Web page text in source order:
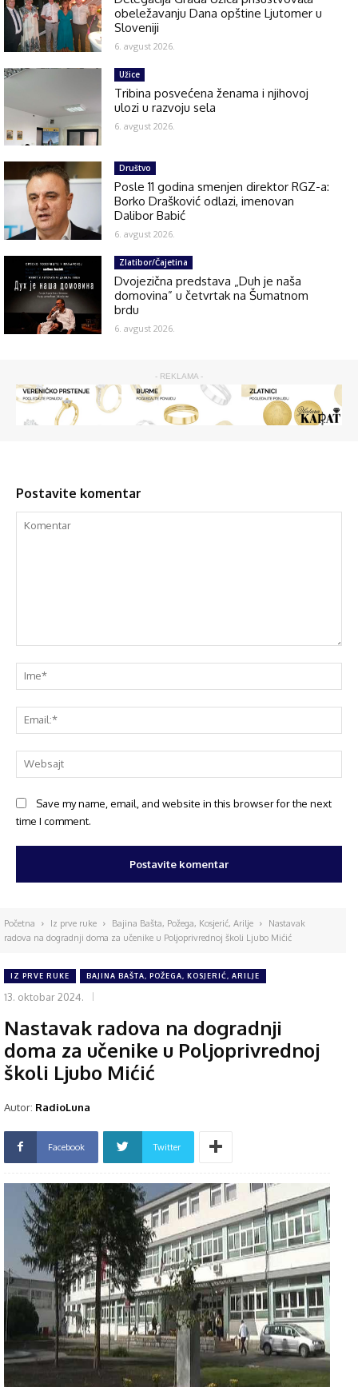
obeležavanju Dana opštine Ljutomer u
Sloveniji
6. avgust 2026.
Užice
Tribina posvećena ženama i njihovoj
ulozi u razvoju sela
6. avgust 2026.
Društvo
Posle 11 godina smenjen direktor RGZ-a:
Borko Drašković odlazi, imenovan
Dalibor Babić
6. avgust 2026.
Zlatibor/Čajetina
Dvojezična predstava „Duh je naša
domovina” u četvrtak na Šumatnom
brdu
6. avgust 2026.
- REKLAMA -
Postavite komentar
Save my name, email, and website in this browser for the next
time I comment.